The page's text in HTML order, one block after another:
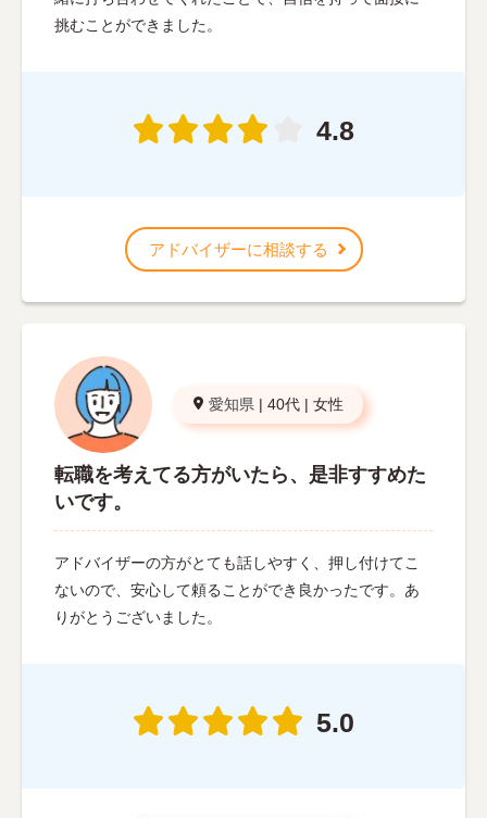
挑むことができました。
4.8
アドバイザーに相談する
愛知県 | 40代 | 女性
転職を考えてる方がいたら、是非すすめた
いです。
アドバイザーの方がとても話しやすく、押し付けてこ
ないので、安心して頼ることができ良かったです。あ
りがとうございました。
5.0